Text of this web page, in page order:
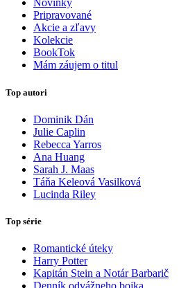
Novinky
Pripravované
Akcie a zľavy
Kolekcie
BookTok
Mám záujem o titul
Top autori
Dominik Dán
Julie Caplin
Rebecca Yarros
Ana Huang
Sarah J. Maas
Táňa Keleová Vasilková
Lucinda Riley
Top série
Romantické úteky
Harry Potter
Kapitán Stein a Notár Barbarič
Denník odvážneho bojka